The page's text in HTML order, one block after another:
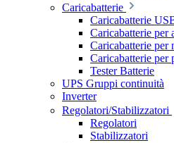
Caricabatterie
Caricabatterie
Caricabatterie per
Caricabatterie per
Caricabatterie per
Tester Batterie
UPS Gruppi continuità
Inverter
Regolatori/Stabilizzatori
Regolatori
Stabilizzatori